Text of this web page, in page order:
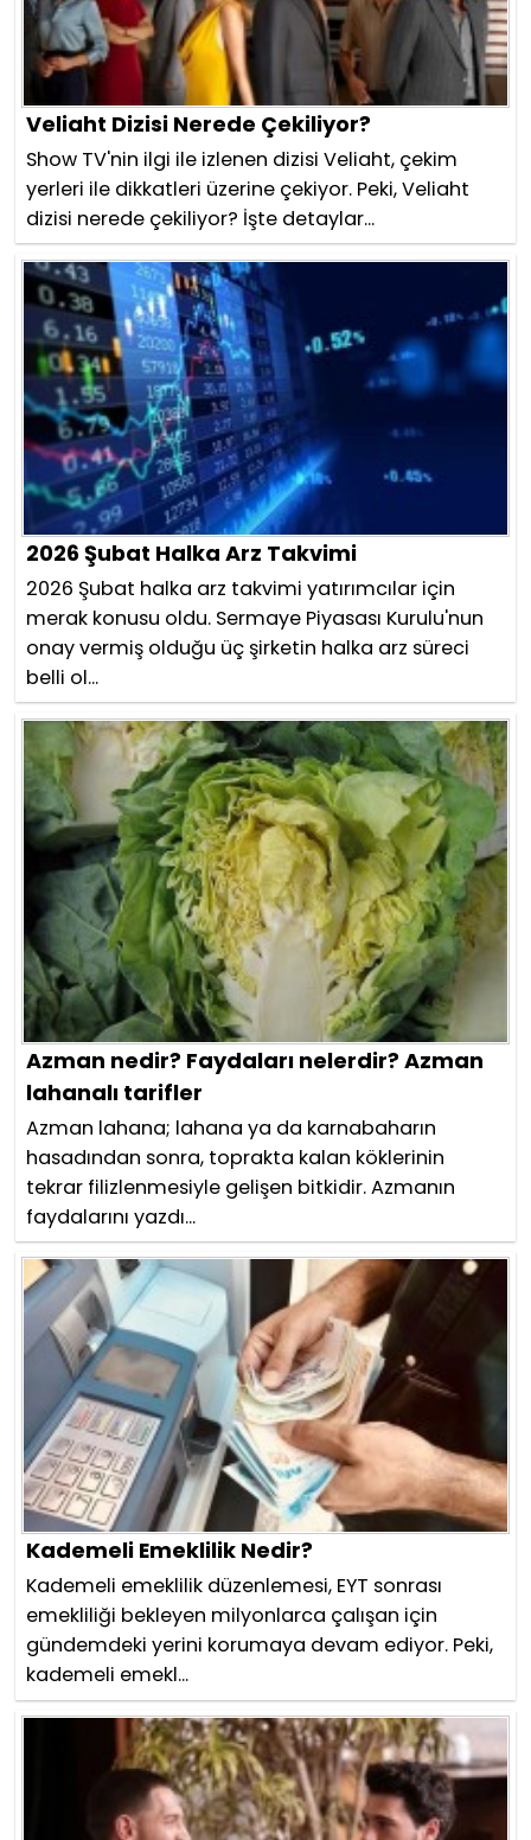
Veliaht Dizisi Nerede Çekiliyor?
Show TV'nin ilgi ile izlenen dizisi Veliaht, çekim
yerleri ile dikkatleri üzerine çekiyor. Peki, Veliaht
dizisi nerede çekiliyor? İşte detaylar...
2026 Şubat Halka Arz Takvimi
2026 Şubat halka arz takvimi yatırımcılar için
merak konusu oldu. Sermaye Piyasası Kurulu'nun
onay vermiş olduğu üç şirketin halka arz süreci
belli ol...
Azman nedir? Faydaları nelerdir? Azman
lahanalı tarifler
Azman lahana; lahana ya da karnabaharın
hasadından sonra, toprakta kalan köklerinin
tekrar filizlenmesiyle gelişen bitkidir. Azmanın
faydalarını yazdı...
Kademeli Emeklilik Nedir?
Kademeli emeklilik düzenlemesi, EYT sonrası
emekliliği bekleyen milyonlarca çalışan için
gündemdeki yerini korumaya devam ediyor. Peki,
kademeli emekl...